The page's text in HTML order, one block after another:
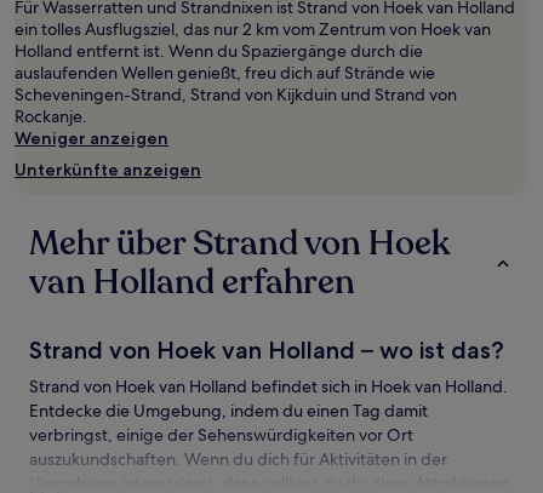
2 Erwachsenen
gefunden
wurde.
Preise
und
Verfügbarkeiten
können
sich
ändern.
können
zusätzliche
Bedingungen
gelten.
Für Wasserratten und Strandnixen ist Strand von Hoek van Holland
ein tolles Ausflugsziel, das nur 2 km vom Zentrum von Hoek van
Holland entfernt ist. Wenn du Spaziergänge durch die
auslaufenden Wellen genießt, freu dich auf Strände wie
Scheveningen-Strand, Strand von Kijkduin und Strand von
Rockanje.
Weniger anzeigen
Unterkünfte anzeigen
Mehr über Strand von Hoek
van Holland erfahren
Strand von Hoek van Holland – wo ist das?
Strand von Hoek van Holland befindet sich in Hoek van Holland.
Entdecke die Umgebung, indem du einen Tag damit
verbringst, einige der Sehenswürdigkeiten vor Ort
auszukundschaften. Wenn du dich für Aktivitäten in der